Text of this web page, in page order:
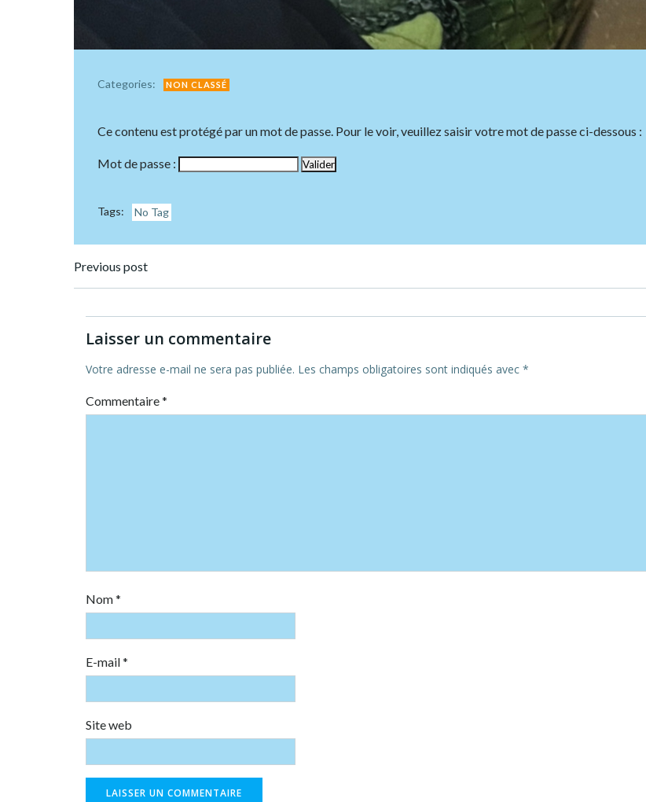
Categories: NON CLASSÉ
Ce contenu est protégé par un mot de passe. Pour le voir, veuillez saisir votre mot de passe ci-dessous :
Mot de passe :
Tags: No Tag
Post
navigation
Previous post
Laisser un commentaire
Votre adresse e-mail ne sera pas publiée. Les champs obligatoires sont indiqués avec *
Commentaire*
Nom*
E-mail*
Site web